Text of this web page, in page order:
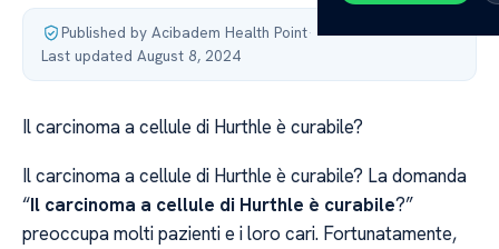
Published by Acibadem Health Point·
Last updated August 8, 2024
Il carcinoma a cellule di Hurthle è curabile?
Il carcinoma a cellule di Hurthle è curabile? La domanda
“Il carcinoma a cellule di Hurthle è curabile?”
preoccupa molti pazienti e i loro cari. Fortunatamente,